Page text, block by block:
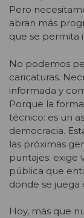
Pero
abran más
que se permita
No podemos
caricaturas.
informada y
Porque la
técnico: es un
democracia.
las próximas
puntajes: exige
pública que
donde se juega
Hoy, más que